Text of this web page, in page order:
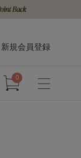
新規会員登録
0